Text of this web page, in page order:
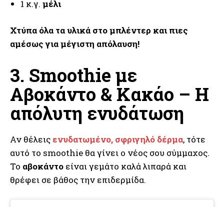
1 κ.γ. μέλι
Χτύπα όλα τα υλικά στο μπλέντερ και πιες
αμέσως για μέγιστη απόλαυση!
3. Smoothie με
Αβοκάντο & Κακάο – Η
απόλυτη ενυδάτωση
Αν θέλεις ενυδατωμένο, σφριγηλό δέρμα, τότε
αυτό το smoothie θα γίνει ο νέος σου σύμμαχος.
Το αβοκάντο είναι γεμάτο καλά λιπαρά και
θρέφει σε βάθος την επιδερμίδα.